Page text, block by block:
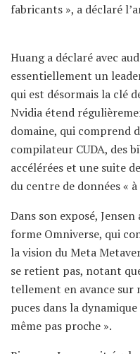
fabricants », a déclaré
Huang a déclaré avec
essentiellement un
qui est désormais la clé
Nvidia étend
domaine, qui comprend
compilateur CUDA, des
accélérées et une suite
du centre de données « à
Dans son exposé,
forme Omniverse, qui
la vision du Meta
se retient pas, notant
tellement en avance sur
puces dans la
même pas proche ».